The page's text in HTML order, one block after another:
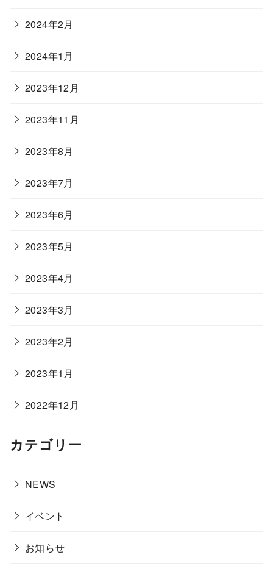
2024年2月
2024年1月
2023年12月
2023年11月
2023年8月
2023年7月
2023年6月
2023年5月
2023年4月
2023年3月
2023年2月
2023年1月
2022年12月
カテゴリー
NEWS
イベント
お知らせ